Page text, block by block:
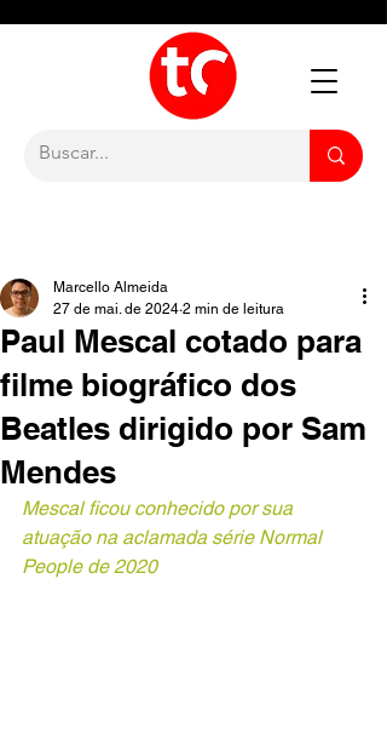
Paul Mescal cotado para
filme biográfico dos
Beatles dirigido por Sam
Mendes
Marcello Almeida
27 de mai. de 2024 2 min de leitura
Mescal ficou conhecido por sua
atuação na aclamada série Normal
People de 2020